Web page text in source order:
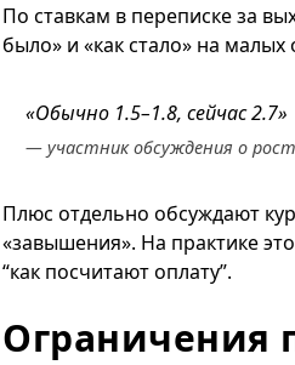
По ставкам в переписке за
было» и «как стало» на
«Обычно 1.5–1.8, сейчас 2.7»
— участник обсуждения о
Плюс отдельно обсуждают
«завышения». На практике
“как посчитают оплату”.
Ограничения